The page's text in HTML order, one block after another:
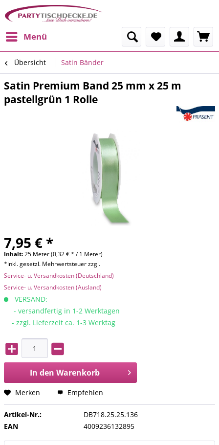
Menü
Übersicht Satin Bänder
Satin Premium Band 25 mm x 25 m
pastellgrün 1 Rolle
7,95 € *
Inhalt:25 Meter (0,32 € * / 1 Meter)
*inkl. gesetzl. Mehrwertsteuer zzgl.
Service- u. Versandkosten (Deutschland)
Service- u. Versandkosten (Ausland)
VERSAND:
- versandfertig in 1-2 Werktagen
- zzgl. Lieferzeit ca. 1-3 Werktag
In den Warenkorb
Merken Empfehlen
Artikel-Nr.:
DB718.25.25.136
EAN
4009236132895